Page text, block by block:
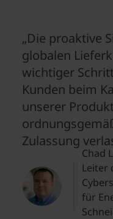
„Die proaktive
globalen
wichtiger
Kunden beim
unserer
Zulassung
Chad
Leiter
für